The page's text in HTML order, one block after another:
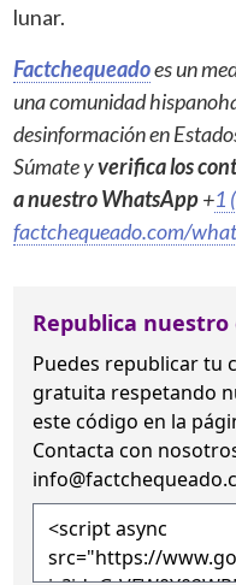
lunar.
Factchequeadoes un
una comunidad
desinformación en
Súmate yverifica los
a nuestro WhatsApp+1
factchequeado.com/
Republica
Puedes republicar tu
gratuita respetando
este código en la
Contacta con